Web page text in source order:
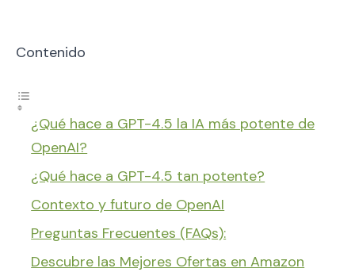
Contenido
¿Qué hace a GPT-4.5 la IA más potente de
OpenAI?
¿Qué hace a GPT-4.5 tan potente?
Contexto y futuro de OpenAI
Preguntas Frecuentes (FAQs):
Descubre las Mejores Ofertas en Amazon